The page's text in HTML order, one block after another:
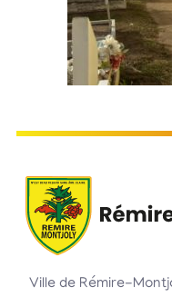
Ville de Rémire-